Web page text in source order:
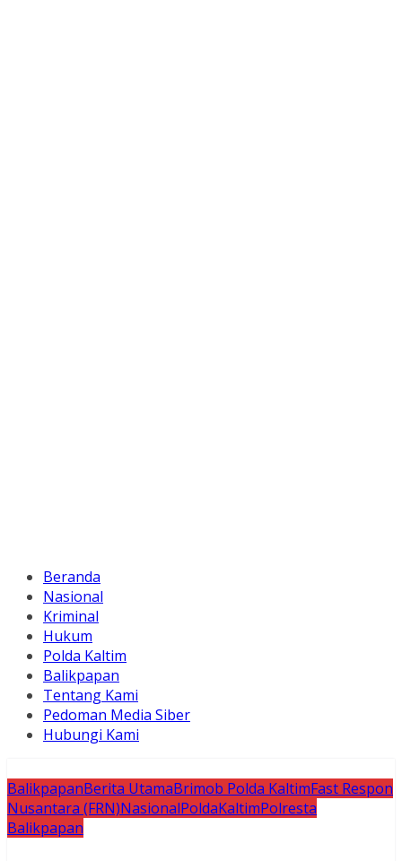
Beranda
Nasional
Kriminal
Hukum
Polda Kaltim
Balikpapan
Tentang Kami
Pedoman Media Siber
Hubungi Kami
BalikpapanBerita UtamaBrimob Polda KaltimFast Respon
Nusantara (FRN)NasionalPoldaKaltimPolresta
Balikpapan